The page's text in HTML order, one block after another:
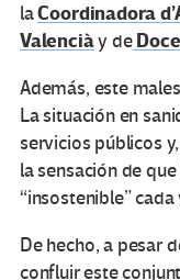
laCoordinadora
Valenciày de
Además, este
La situación en
servicios públicos
la sensación de
“insostenible”
De hecho, a pesar
confluir este